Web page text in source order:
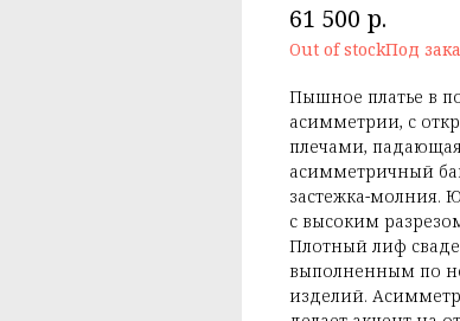
61 500 р.
Out of stock
Пышное платье в
асимметрии, с
плечами,
асимметричный
застежка-молния.
с высоким
Плотный лиф
выполненным по
изделий.